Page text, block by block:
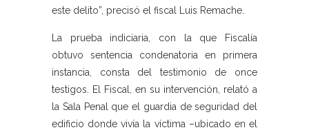
este delito”, precisó el fiscal Luis Remache.
La prueba indiciaria, con la que Fiscalía
obtuvo sentencia condenatoria en primera
instancia, consta del testimonio de once
testigos. El Fiscal, en su intervención, relató a
la Sala Penal que el guardia de seguridad del
edificio donde vivía la víctima –ubicado en el